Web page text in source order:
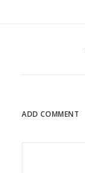
ADD COMMENT